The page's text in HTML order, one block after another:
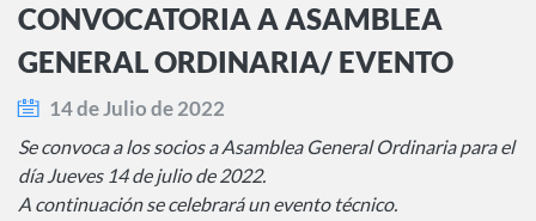
CONVOCATORIA A ASAMBLEA
GENERAL ORDINARIA/ EVENTO
14 de Julio de 2022
Se convoca a los socios a Asamblea General Ordinaria para el
día Jueves 14 de julio de 2022.
A continuación se celebrará un evento técnico.